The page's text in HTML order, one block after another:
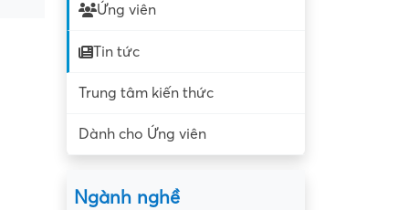
Ứng viên
Tin tức
Trung tâm kiến thức
Dành cho Ứng viên
Ngành nghề